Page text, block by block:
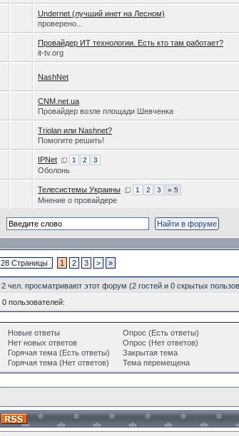
Undernet (лучший инет на Лесном)
проверено...
Провайдер ИТ технологии. Есть кто там работает?
it-tv.org
NashNet
CNM.net.ua
Провайдер возле площади Шевченка
Triolan или Nashnet?
Помогите решить!
IPNet 1 2 3
Оболонь
Телесистемы Украины 1 2 3 » 5
Мнение о провайдере
28 Страницы 1 2 3 > »
2 чел. просматривают этот форум (2 гостей и 0 скрытых
0 пользователей:
Новые ответы
Нет новых ответов
Горячая тема (Есть ответы)
Горячая тема (Нет ответов)
Опрос (Есть ответы)
Опрос (Нет ответов)
Закрытая тема
Тема перемещена